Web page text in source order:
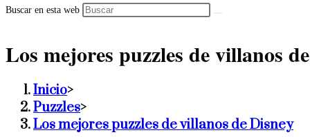
Buscar en esta web
Los mejores puzzles de villanos
Inicio>
Puzzles>
Los mejores puzzles de villanos de Disney